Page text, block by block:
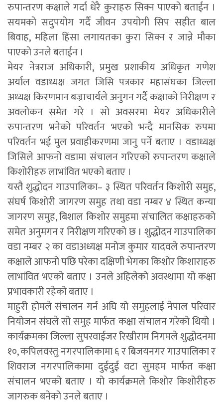
रुपान्तरण कक्षाले गर्दा धेरै कुराहरु सिक्न पाएको बताईन ।
सयमको सदुपयोग गर्दै जीवन उपयोगी सिप सहीत बाल
बिवाह, महिला हिंसा लगायतका कुरा सिक्न र जान्ने मौका
पाएको उनले बताईन ।
मेयर नेत्रराज अधिकारी, प्रमुख प्रशाकीय अधिकृत गणेश
अर्याल वडाध्यक्ष जगत जिसि पत्रकार महासंघका जिल्ला
अध्यक्ष किरणमान बज्राचार्यले अनुगन गर्दै कक्षाको निरीक्षण र
अवलोकन समेत गरे । सो अवसरमा मेयर अधिकारीले
रुपान्तरण भनेको परिवर्तन भएको भन्दै मानसिक रुपमा
परिवर्तन भई मुल प्रवाहीकरणमा जानु पर्ने बताए । वडाध्यक्ष
जिसिले आफनो वडामा संचालन गरिएको रुपान्तरण कक्षाले
किशोरीहरु लाभांवित भएको बताए ।
यस्तै शुद्धोदन गाउपालिका– ३ स्थित परिवर्तन किशोरी समुह,
संघर्ष किशोरी जागरण समुह तथा वडा नम्बर ४ स्थित कन्या
जागरण समुह, बिशाल किशोर समुहमा संचालित कक्षाहरुको
समेत अनुमगन र निरीक्षण गरिएको छ । शुद्धोदन गाउपालिका
वडा नम्बर २ का वडाअध्यक्ष मनोज कुमार यादवले रुपान्तरण
कक्षाले आफनो पछि परेका दक्षिणी भेगका किशोर किशाराहरु
लाभांवित भएको बताए । उनले अहिलेको अवस्थामा यो कक्षा
प्रभावकारी रहेको बताए ।
माहुरी होमले संचालन गर्न अघि यो समुहलाई नेपाल परिवार
नियोजन संघले सो समुह मार्फत कक्षा संचालन गरेको थियो ।
कार्यक्रमका जिल्ला सुपरवाईजर रिखीराम निगमले शुद्धोदनमा
१०, कपिलवस्तु नगरपालिकामा ६ र बिजयनगर गाउपालिका र
शिवराज नगरपालिकामा दुईदुई वटा सुमहम मार्फत कक्षा
संचालन भएको बताए । यो कार्यक्रमले किशोर किशोरीहरु
जागरुक बनेको उनले बताए ।